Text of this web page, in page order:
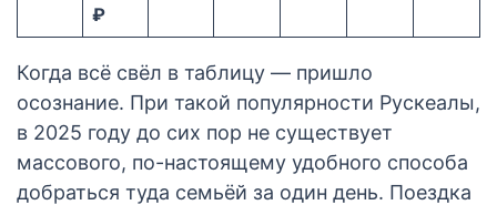
₽
Когда всё свёл в таблицу — пришло
осознание. При такой популярности Рускеалы,
в 2025 году до сих пор не существует
массового, по-настоящему удобного способа
добраться туда семьёй за один день. Поездка